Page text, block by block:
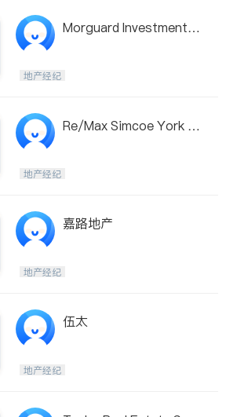
Niagara Falls
Concord
King
Morguard Investments
地产经纪
Re/Max Simcoe York Lt
地产经纪
嘉路地产
地产经纪
伍太
地产经纪